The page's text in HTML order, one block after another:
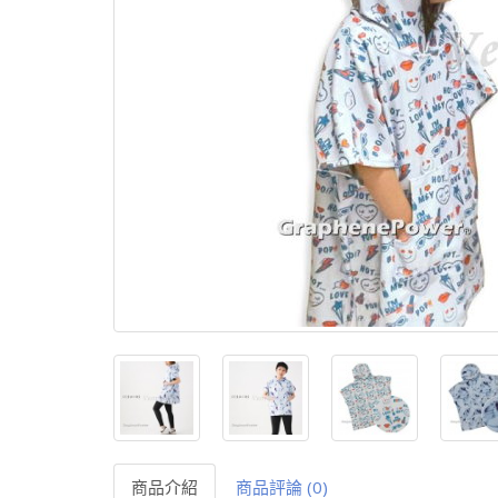
商品介紹 商品評論 (0)